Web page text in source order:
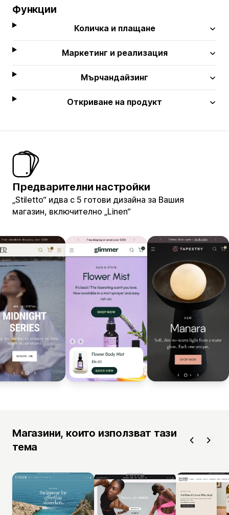
Функции
Количка и плащане
Маркетинг и реализация
Мърчандайзинг
Откриване на продукт
Предварителни настройки
„Stiletto“ идва с 5 готови дизайна за Вашия
магазин, включително „Linen“
Магазини, които използват тази
тема